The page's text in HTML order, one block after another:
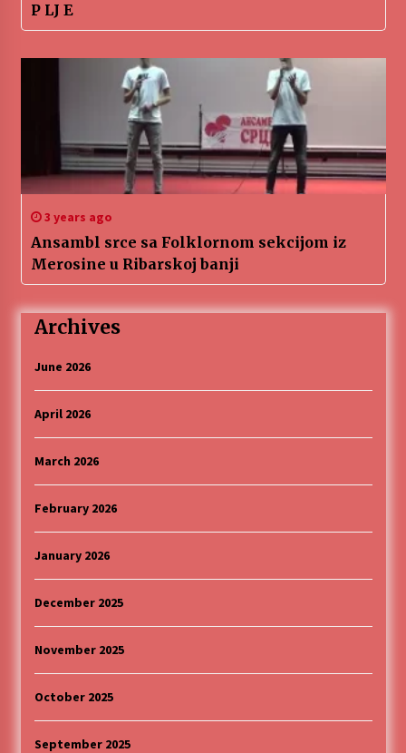
P LJ E
3 years ago
Ansambl srce sa Folklornom sekcijom iz
Merosine u Ribarskoj banji
Archives
June 2026
April 2026
March 2026
February 2026
January 2026
December 2025
November 2025
October 2025
September 2025